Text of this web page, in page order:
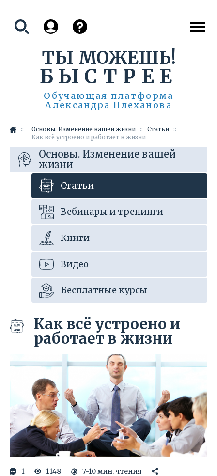
ТЫ МОЖЕШЬ!
БЫСТРЕЕ
Обучающая платформа
Александра Плеханова
Основы. Изменение вашей жизни
Статьи
Как всё устроено и работает в жизни
Основы. Изменение вашей
жизни
Статьи
Вебинары и тренинги
Книги
Видео
Бесплатные курсы
Как всё устроено и
работает в жизни
1 1148 7-10 мин. чтения
Регистрация на мероприятие
и мы вовремя
напомним о
событии:
Согласен на обработку
персональных данных
Зарегистрироваться